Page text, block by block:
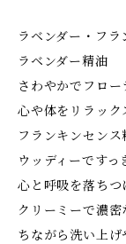
ラベンダー・フラ
ラベンダー精油
さわやかでフロー
心や体をリラック
フランキンセンス
ウッディーですっ
心と呼吸を落ちつ
クリーミーで濃
ちながら洗い上